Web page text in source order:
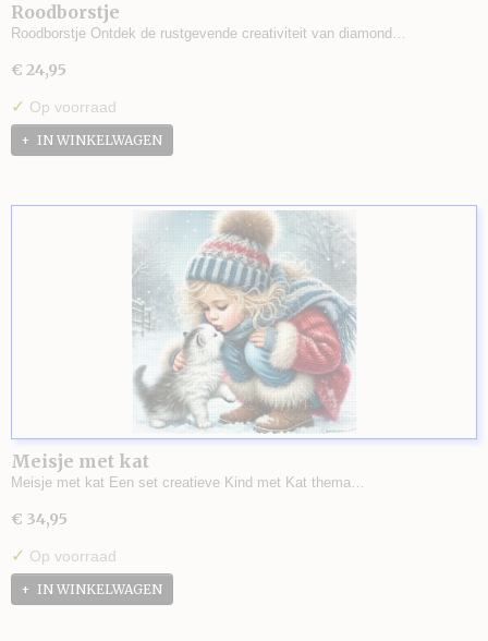
Roodborstje
Roodborstje Ontdek de rustgevende creativiteit van diamond…
€ 24,95
✓ Op voorraad
IN WINKELWAGEN
Meisje met kat
Meisje met kat Een set creatieve Kind met Kat thema…
€ 34,95
✓ Op voorraad
IN WINKELWAGEN